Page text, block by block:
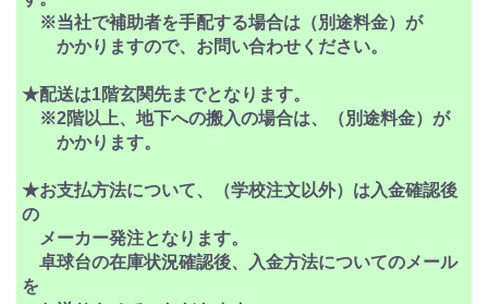
※当社で補助者を手配する場合は（別途料金）が
かかりますので、お問い合わせください。
★配送は1階玄関先までとなります。
※2階以上、地下への搬入の場合は、（別途料金）が
かかります。
★お支払方法について、（学校注文以外）は入金確認後
の
メーカー発注となります。
卓球台の在庫状況確認後、入金方法についてのメール
を